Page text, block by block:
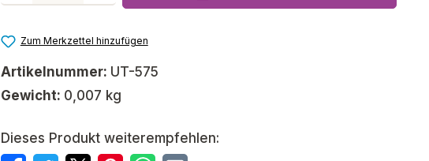
Zum Merkzettel hinzufügen
Artikelnummer: UT-575
Gewicht: 0,007 kg
Dieses Produkt weiterempfehlen: